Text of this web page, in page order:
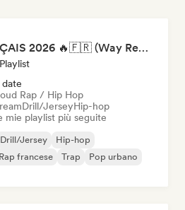
RAP FRANÇAIS 2026 🔥🇫🇷 (Way Records)
Rap / Hip Hop
Drill/JerseyHip-hop
mie playlist più seguite
Drill/Jersey
Hip-hop
Rap francese Trap
Pop urbano